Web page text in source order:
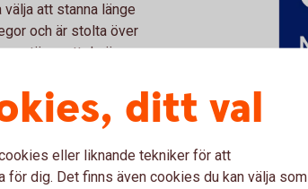
att stanna länge
och är stolta över
utöver att de är
och en önskan att
vi en process
via
och
ditt val
eller liknande tekniker för att
för dig. Det finns även cookies du kan välja som